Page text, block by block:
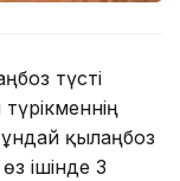
түсті
қылаңбоз
ішінде 3